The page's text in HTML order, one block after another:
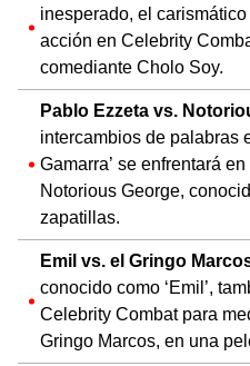
inesperado, el
acción en Celebrity
comediante Cholo Soy.
Pablo Ezzeta vs.
intercambios de palabras
Gamarra’ se enfrentará
Notorious George,
zapatillas.
Emil vs. el Gringo
conocido como ‘Emil’,
Celebrity Combat para
Gringo Marcos, en una